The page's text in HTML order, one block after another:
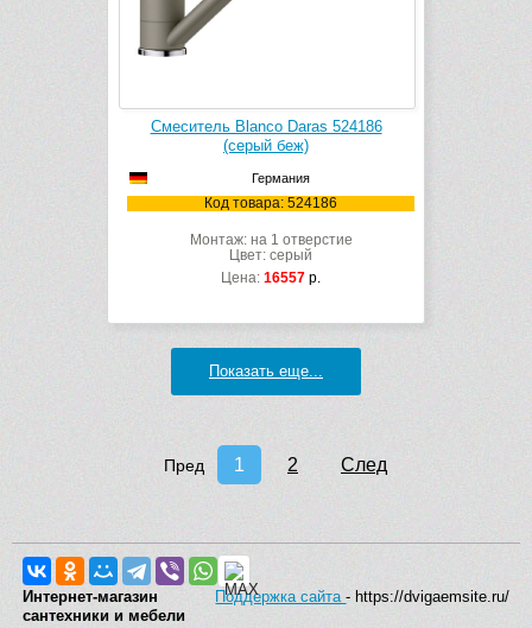
Смеситель Blanco Daras 524186
(серый беж)
Германия
Код товара: 524186
Монтаж: на 1 отверстие
Цвет: серый
Цена: 16557 р.
Показать еще...
Пред 1 2 След
Поддержка сайта- https://dvigaemsite.ru/
Интернет-магазин
сантехники и мебели